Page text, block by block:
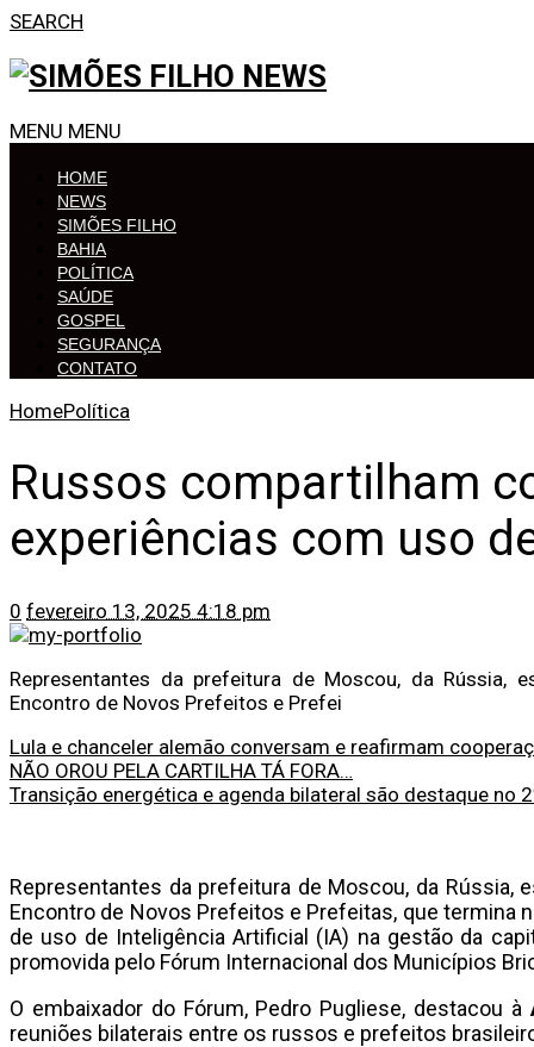
SEARCH
MENU MENU
HOME
NEWS
SIMÕES FILHO
BAHIA
POLÍTICA
SAÚDE
GOSPEL
SEGURANÇA
CONTATO
HomePolítica
Russos compartilham
experiências com uso
0 fevereiro 13, 2025 4:18 pm
Representantes da prefeitura de Moscou, da Rússia,
Encontro de Novos Prefeitos e Prefei
Lula e chanceler alemão conversam e reafirmam
NÃO OROU PELA CARTILHA TÁ FORA…
Transição energética e agenda bilateral são destaque no
Representantes da prefeitura de Moscou, da Rússia,
Encontro de Novos Prefeitos e Prefeitas, que termina
de uso de Inteligência Artificial (IA) na gestão da
promovida pelo Fórum Internacional dos Municípios
O embaixador do Fórum, Pedro Pugliese, destacou à
reuniões bilaterais entre os russos e prefeitos